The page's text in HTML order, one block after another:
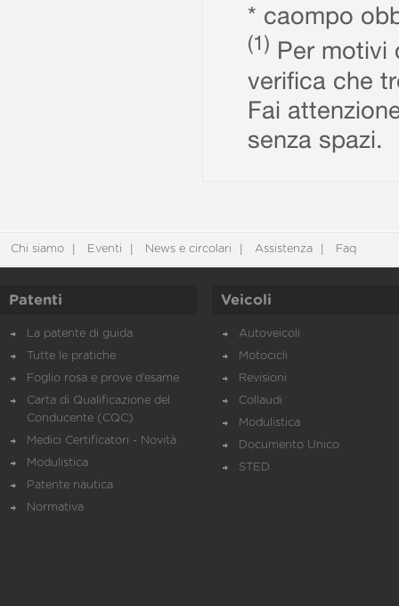
* caompo
(1) Per motivi
verifica che
Fai
senza spazi.
Chi siamo Eventi News e circolari Assistenza Faq
Patenti
La patente di guida
Tutte le pratiche
Foglio rosa e prove d’esame
Carta di Qualificazione del
Conducente (CQC)
Medici Certificatori - Novità
Modulistica
Patente nautica
Normativa
Veicoli
Autoveicoli
Motocicli
Revisioni
Collaudi
Modulistica
Documento Unico
STED